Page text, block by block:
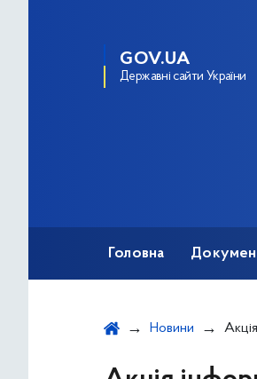
GOV.UA
Державні сайти України
Головна
Новини